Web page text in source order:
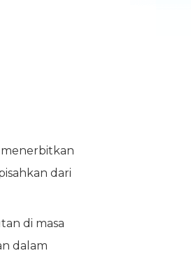
menerbitkan
dari
di masa
dalam